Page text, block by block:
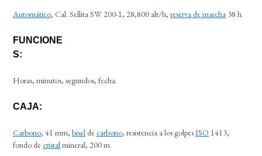
Automático, Cal. Sellita SW 200-1, 28,800 alt/h, reserva de marcha 38 h.
FUNCIONE
S:
Horas, minutos, segundos, fecha.
CAJA:
Carbono, 41 mm, bisel decarbono, resistencia a los golpesISO 1413,
fondo decristalmineral, 200 m.